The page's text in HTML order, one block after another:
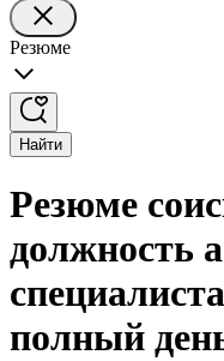
Резюме
Найти
Резюме
должность
полный